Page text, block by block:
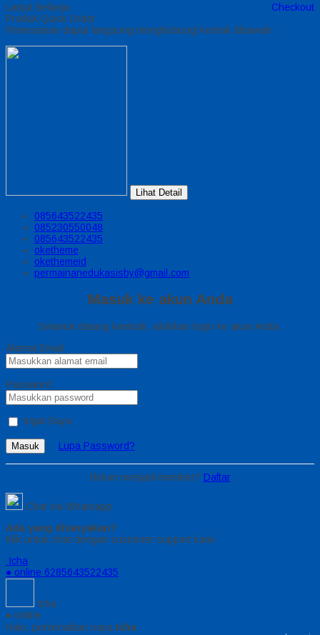
Lanjut Belanja
Checkout
Produk Quick Order
Pemesanan dapat langsung menghubungi kontak dibawah:
Lihat Detail
085643522435
085230550048
085643522435
oketheme
okethemeid
permainanedukasisby@gmail.com
Masuk ke akun Anda
Selamat datang kembali, silahkan login ke akun Anda.
Alamat Email
Password
Ingat Saya
Masuk Lupa Password?
Belum menjadi member? Daftar
Chat via Whatsapp
Ada yang ditanyakan?
Klik untuk chat dengan customer support kami
Icha
● online 6285643522435
Icha
● online
Halo, perkenalkan saya Icha